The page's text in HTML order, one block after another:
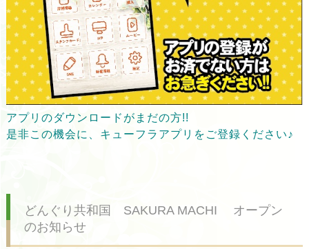
アプリのダウンロードがまだの方!!
是非この機会に、キューフラアプリをご登録ください♪
どんぐり共和国 SAKURA MACHI オープン
のお知らせ